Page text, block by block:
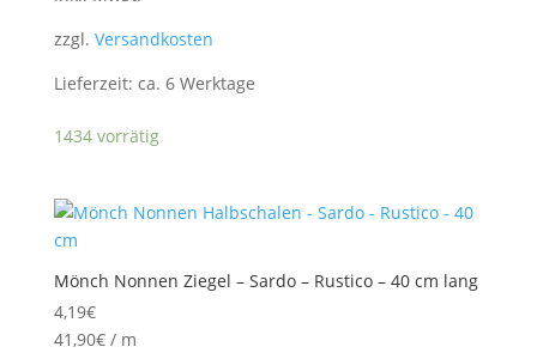
zzgl. Versandkosten
Lieferzeit: ca. 6 Werktage
1434 vorrätig
Mönch Nonnen Ziegel – Sardo – Rustico – 40 cm lang
4,19€
41,90€/ m